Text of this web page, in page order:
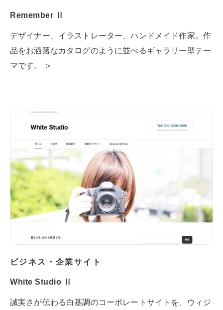
Remember Ⅱ
デザイナー、イラストレーター、ハンドメイド作家。作
品をお洒落なカタログのように並べるギャラリー型テー
マです。 ＞
ビジネス・企業サイト
White Studio Ⅱ
誠実さが伝わる白基調のコーポレートサイトを、ウィジ